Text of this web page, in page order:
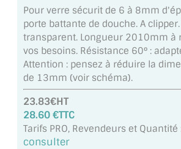
MIROIR POUR PORTE
MIROIR DE SALLE DE BAIN
MIROIR PAROI DE DOUCHE
MIROIR POUR SALLE DE SPORT
MIROIR POUR SALLE DE DANSE
Pour verre sécurit de 6 à 8mm
porte battante de douche. A clipper.
transparent. Longueur 2010mm à
vos besoins. Résistance 60° :
Attention : pensez à réduire la
de 13mm (voir schéma).
23.83€HT
28.60 €TTC
Tarifs PRO, Revendeurs et Quantité
consulter